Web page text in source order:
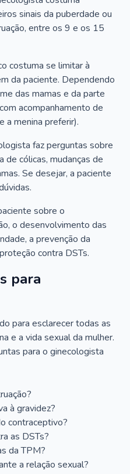
sinais da puberdade ou
entre os 9 e os 15
costuma se limitar à
da paciente. Dependendo
das mamas e da parte
acompanhamento de
a menina preferir).
faz perguntas sobre
de cólicas, mudanças de
Se desejar, a paciente
sobre o
o desenvolvimento das
a prevenção da
contra DSTs.
para
para esclarecer todas as
e a vida sexual da mulher.
para o ginecologista
à gravidez?
contraceptivo?
as DSTs?
da TPM?
a relação sexual?